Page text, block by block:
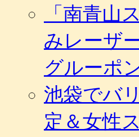
「南青山
みレーザ
グルーポ
池袋でバ
定＆女性